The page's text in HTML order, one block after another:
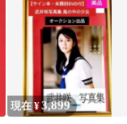
現在 ¥3,899